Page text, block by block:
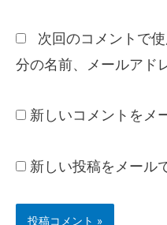
次回のコメントで
分の名前、メールアド
新しいコメントをメ
新しい投稿をメール